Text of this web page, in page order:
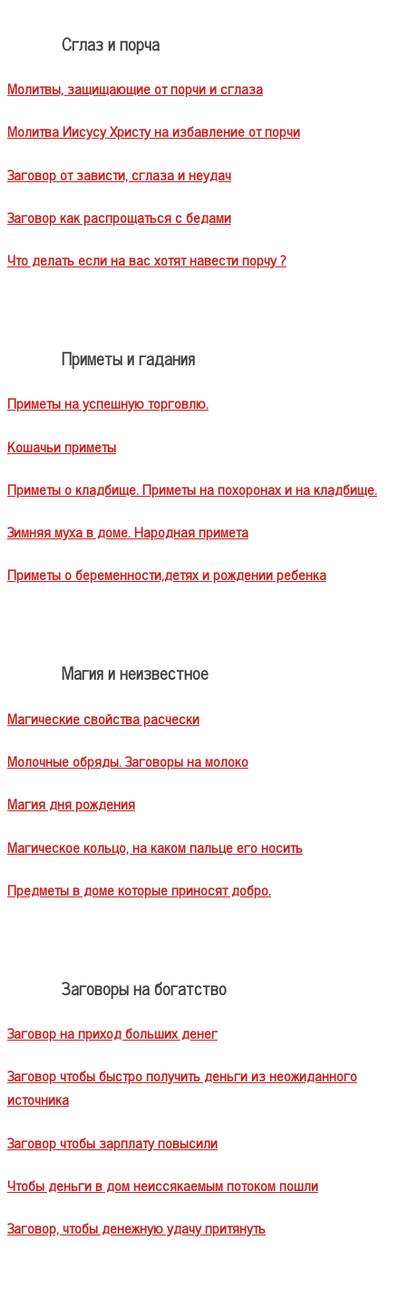
Сглаз и порча
Молитвы, защищающие от порчи и сглаза
Молитва Иисусу Христу на избавление от порчи
Заговор от зависти, сглаза и неудач
Заговор как распрощаться с бедами
Что делать если на вас хотят навести порчу ?
Приметы и гадания
Приметы на успешную торговлю.
Кошачьи приметы
Приметы о кладбище. Приметы на похоронах и на кладбище.
Зимняя муха в доме. Народная примета
Приметы о беременности,детях и рождении ребенка
Магия и неизвестное
Магические свойства расчески
Молочные обряды. Заговоры на молоко
Магия дня рождения
Магическое кольцо, на каком пальце его носить
Предметы в доме которые приносят добро.
Заговоры на богатство
Заговор на приход больших денег
Заговор чтобы быстро получить деньги из неожиданного
источника
Заговор чтобы зарплату повысили
Чтобы деньги в дом неиссякаемым потоком пошли
Заговор, чтобы денежную удачу притянуть